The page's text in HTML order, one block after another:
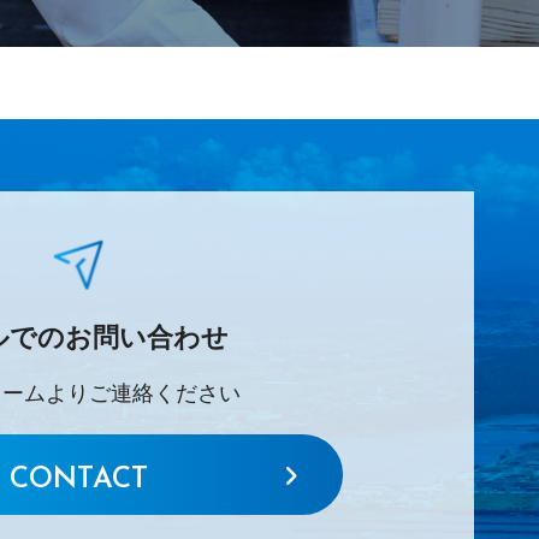
でのお問い合わせ
ムよりご連絡ください
CONTACT